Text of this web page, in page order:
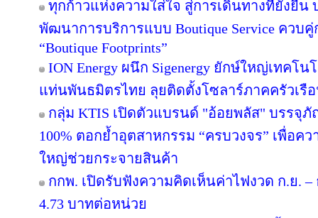
ทุกก้าวแห่งความใส่ใจ สู่การเดินทางที่ยั่งยืน
พัฒนาการบริการแบบ Boutique Service คว
“Boutique Footprints”
ION Energy ผนึก Sigenergy ยักษ์ใหญ่เทคโ
แท่นพันธมิตรไทย ลุยติดตั้งโซลาร์ภาคครัวเรือ
กลุ่ม KTIS เปิดตัวแบรนด์ "อ้อยพลัส" บรรจุ
100% ตอกย้ำอุตสาหกรรม “ครบวงจร” เพื่อค
ใหญ่ช่วยกระจายสินค้า
กกพ. เปิดรับฟังความคิดเห็นค่าไฟงวด ก.ย. –
4.73 บาทต่อหน่วย